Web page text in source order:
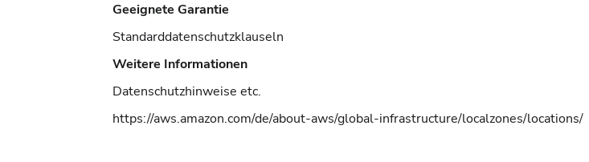
Geeignete Garantie
Standarddatenschutzklauseln
Weitere Informationen
Datenschutzhinweise etc.
https://aws.amazon.com/de/about-aws/global-infrastructure/localzones/locations/